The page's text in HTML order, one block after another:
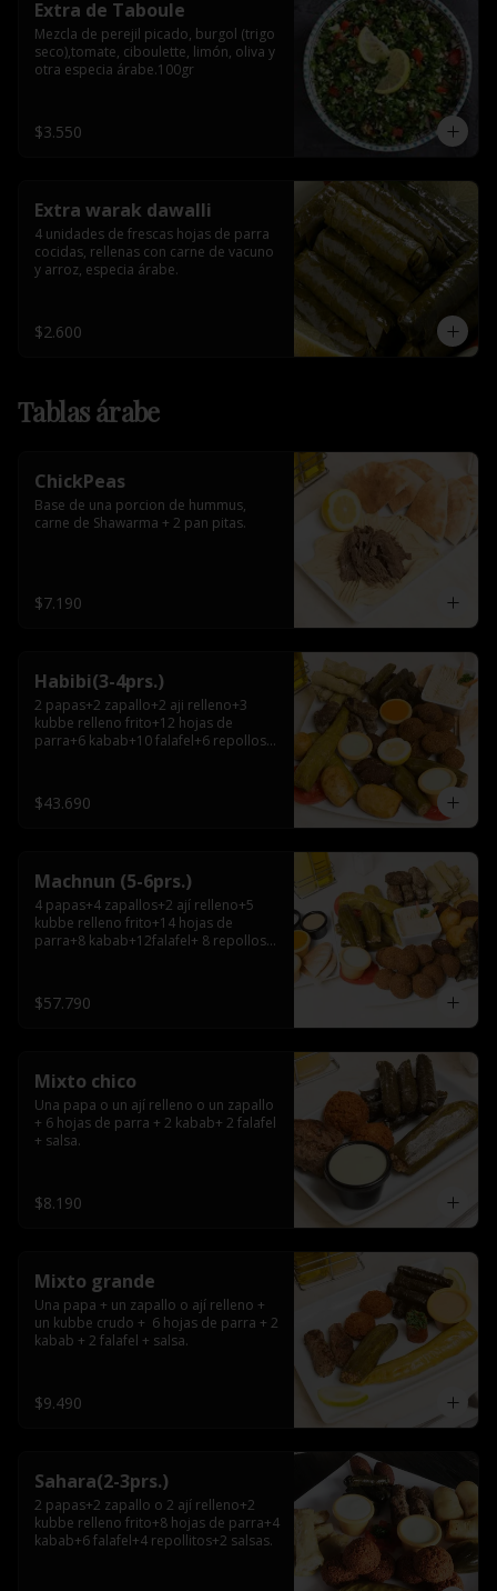
Extra de Taboule
Mezcla de perejil picado, burgol (trigo
seco),tomate, ciboulette, limón, oliva y
otra especia árabe.100gr
$3.550
Extra warak dawalli
4 unidades de frescas hojas de parra
cocidas, rellenas con carne de vacuno
y arroz, especia árabe.
$2.600
Tablas árabe
ChickPeas
Base de una porcion de hummus,
carne de Shawarma + 2 pan pitas.
$7.190
Habibi(3-4prs.)
2 papas+2 zapallo+2 aji relleno+3
kubbe relleno frito+12 hojas de
parra+6 kabab+10 falafel+6 repollos+
$43.690
Machnun (5-6prs.)
4 papas+4 zapallos+2 ají relleno+5
kubbe relleno frito+14 hojas de
parra+8 kabab+12falafel+ 8 repollos+
$57.790
Mixto chico
Una papa o un ají relleno o un zapallo
+ 6 hojas de parra + 2 kabab+ 2 falafel
+ salsa.
$8.190
Mixto grande
Una papa + un zapallo o ají relleno +
un kubbe crudo +  6 hojas de parra + 2
kabab + 2 falafel + salsa.
$9.490
Sahara(2-3prs.)
2 papas+2 zapallo o 2 ají relleno+2
kubbe relleno frito+8 hojas de parra+4
kabab+6 falafel+4 repollitos+2 salsas.